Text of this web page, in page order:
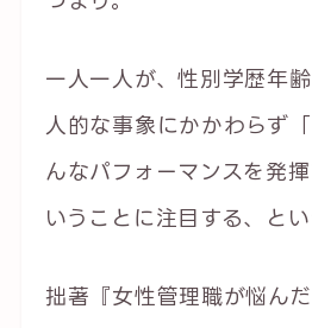
一人一人が、性別学歴年
人的な事象にかかわらず
んなパフォーマンスを発
いうことに注目する、とい
拙著『女性管理職が悩ん